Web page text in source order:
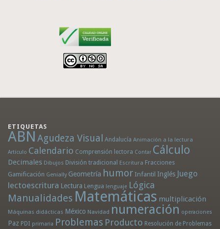
ETIQUETAS
ABN Agudeza Visual Andalucía Animación a la lectura
Artículo Calendario Comprensión lectora Contar Cálculo
Decimales Dibujos División tradicional Escritura Fracciones
Gamificación Genially Geometría humor Infantil Inglés Juego
lectoescritura Lectura Lengua lenguaje Lógica
Manualidades Matemáticas multiplicación
Máquinas didácticas México Navidad numeración operaciones
Paz PDI primaria Problemas Producto Resolución de Problemas